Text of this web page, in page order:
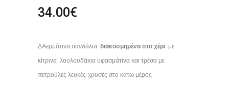
34.00€
ΔΑερμάτινα σανδάλια διακοσμημένα στο χέρι με
κίτρινα λουλουδάκια υφασμάτινα και τρέσα με
πετρούλες λευκές-χρυσές στο κάτω μέρος